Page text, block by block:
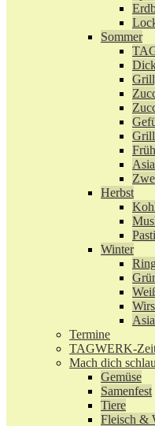
Sommer
Herbst
Winter
Termine
TAGWERK-
Mach dich
Gemüse
Samenfest
Tiere
Fleisch &